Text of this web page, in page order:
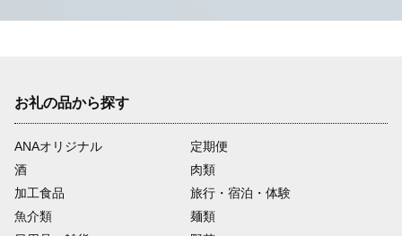
お礼の品から探す
ANAオリジナル
定期便
酒
肉類
加工食品
旅行・宿泊・体験
魚介類
麺類